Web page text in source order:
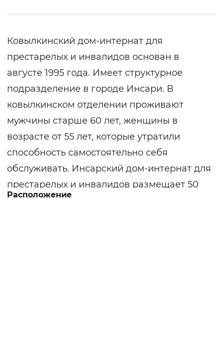
Ковылкинский дом-интернат для
престарелых и инвалидов основан в
августе 1995 года. Имеет структурное
подразделение в городе Инсари. В
ковылкинском отделении проживают
мужчины старше 60 лет, женщины в
возрасте от 55 лет, которые утратили
способность самостоятельно себя
обслуживать. Инсарский дом-интернат для
престарелых и инвалидов размещает 50
человек. В интернате созданы условия для
Расположение